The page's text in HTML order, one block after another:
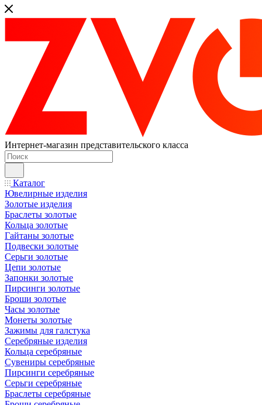
Интернет-магазин представительского класса
Каталог
Ювелирные изделия
Золотые изделия
Браслеты золотые
Кольца золотые
Гайтаны золотые
Подвески золотые
Серьги золотые
Цепи золотые
Запонки золотые
Пирсинги золотые
Броши золотые
Часы золотые
Монеты золотые
Зажимы для галстука
Серебряные изделия
Кольца серебряные
Сувениры серебряные
Пирсинги серебряные
Серьги серебряные
Браслеты серебряные